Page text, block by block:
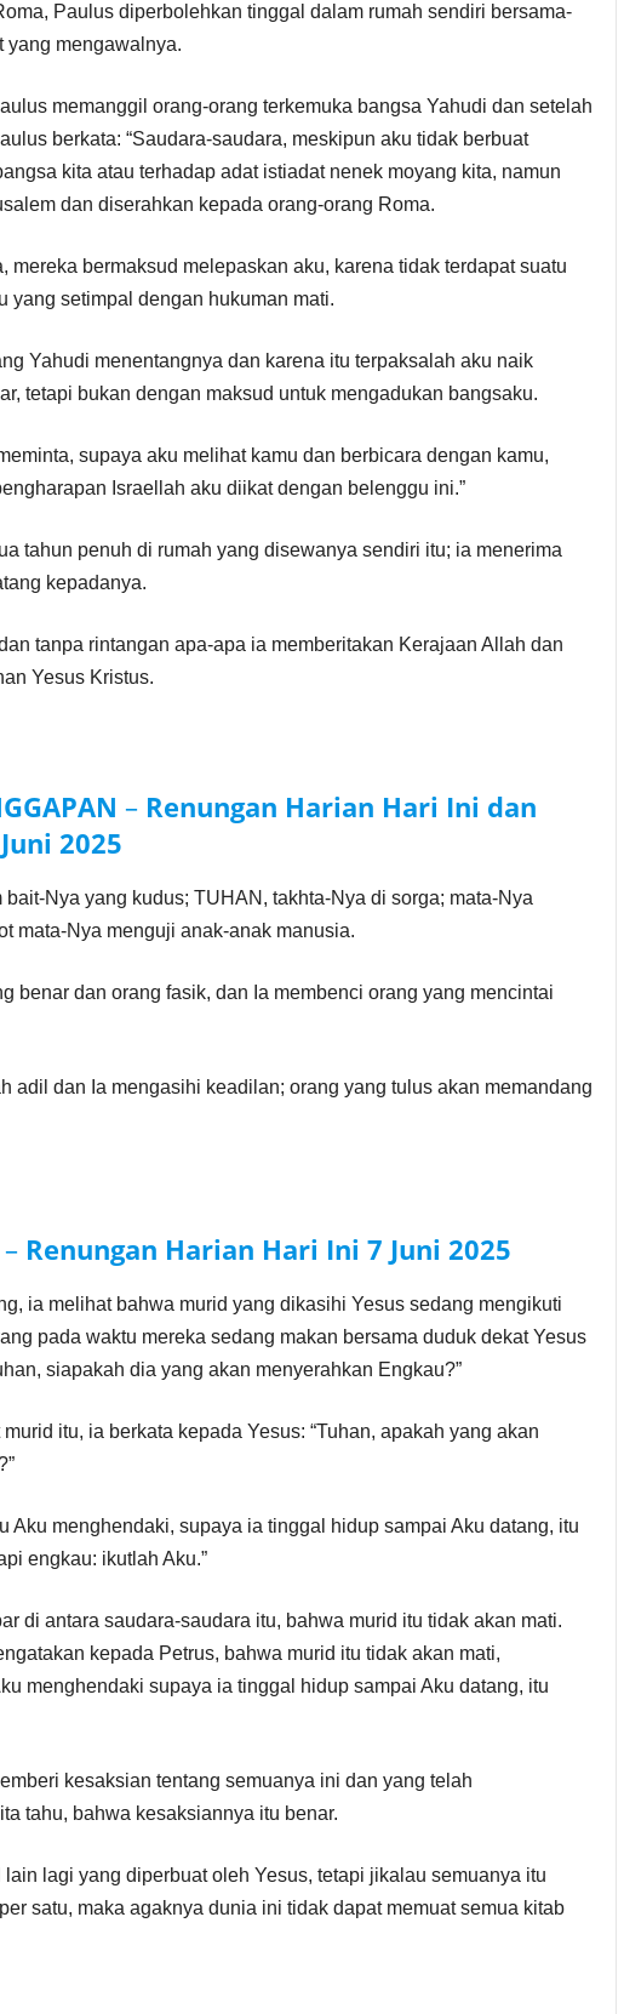
Paulus diperbolehkan tinggal dalam rumah sendiri bersama-
yang mengawalnya.
memanggil orang-orang terkemuka bangsa Yahudi dan setelah
berkata: “Saudara-saudara, meskipun aku tidak berbuat
kita atau terhadap adat istiadat nenek moyang kita, namun
dan diserahkan kepada orang-orang Roma.
mereka bermaksud melepaskan aku, karena tidak terdapat suatu
yang setimpal dengan hukuman mati.
Yahudi menentangnya dan karena itu terpaksalah aku naik
tetapi bukan dengan maksud untuk mengadukan bangsaku.
supaya aku melihat kamu dan berbicara dengan kamu,
Israellah aku diikat dengan belenggu ini.”
tahun penuh di rumah yang disewanya sendiri itu; ia menerima
kepadanya.
tanpa rintangan apa-apa ia memberitakan Kerajaan Allah dan
Yesus Kristus.
– Renungan Harian Hari Ini dan
2025
Nya yang kudus; TUHAN, takhta-Nya di sorga; mata-Nya
mata-Nya menguji anak-anak manusia.
benar dan orang fasik, dan Ia membenci orang yang mencintai
adil dan Ia mengasihi keadilan; orang yang tulus akan memandang
Renungan Harian Hari Ini 7 Juni 2025
ia melihat bahwa murid yang dikasihi Yesus sedang mengikuti
pada waktu mereka sedang makan bersama duduk dekat Yesus
siapakah dia yang akan menyerahkan Engkau?”
itu, ia berkata kepada Yesus: “Tuhan, apakah yang akan
Aku menghendaki, supaya ia tinggal hidup sampai Aku datang, itu
engkau: ikutlah Aku.”
di antara saudara-saudara itu, bahwa murid itu tidak akan mati.
kepada Petrus, bahwa murid itu tidak akan mati,
menghendaki supaya ia tinggal hidup sampai Aku datang, itu
kesaksian tentang semuanya ini dan yang telah
tahu, bahwa kesaksiannya itu benar.
lagi yang diperbuat oleh Yesus, tetapi jikalau semuanya itu
satu, maka agaknya dunia ini tidak dapat memuat semua kitab